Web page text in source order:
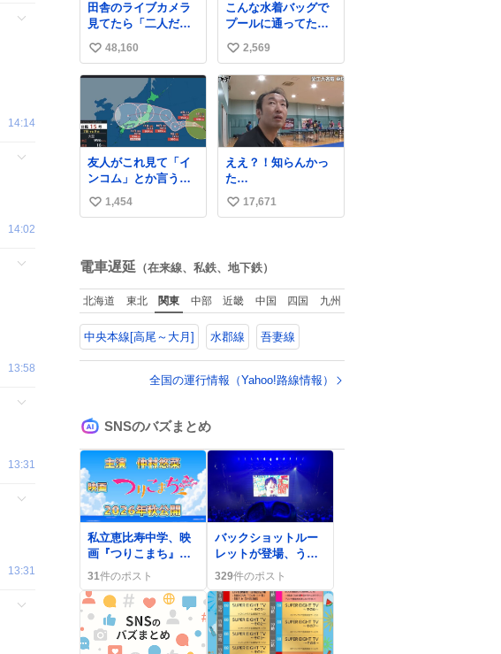
14:14
14:02
13:58
13:31
13:31
田舎のライブカメラ
見てたら「二人だけ
の世界」を発見した
い
い
数
48,160
こんな水着バッグで
プールに通ってたア
ナタ、完全なる同世
代（笑） #70年代
#80年代 #昭和レト
ロ
い
い
ね
数
2,569
友人がこれ見て「イ
ンコム」とか言うか
ら、もうそれにしか
見えなくなっちゃっ
い
数
1,454
ええ？！知らんかっ
た…
い
数
17,671
電車遅延 （在来線、私鉄、地下鉄）
北海道 東北 関東 中部 近畿 中国 四国 九州
中央本線[高尾～大月] 水郡線 吾妻線
全国の運行情報（Yahoo!路線情報）
SNSのバズまとめ
私立恵比寿中学、映
画『つりこまち』主
題歌『スーパーブル
ー』提供＆
FAMIEN2026でライ
ブ披露にファン歓喜
31件のポスト
バックショットルー
レットが登場、うん
こちゃんの即興ゲー
ムにファン歓喜「最
高と評される」
329件のポスト